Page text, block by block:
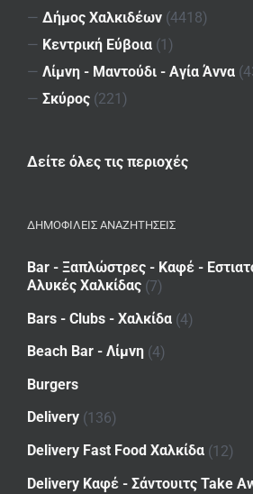
— Δήμος Χαλκιδέων (4418)
— Κεντρική Εύβοια (1)
— Λίμνη - Μαντούδι - Αγία Άννα
— Σκύρος (221)
Δείτε όλες τις περιοχές
ΔΗΜΟΦΙΛΕΙΣ ΑΝΑΖΗΤΗΣΕΙΣ
Bar - Ξαπλώστρες - Καφέ -
Αλυκές Χαλκίδας (7)
Bars - Clubs - Χαλκίδα (4)
Beach Bar - Λίμνη (4)
Burgers
Delivery (136)
Delivery Fast Food Χαλκίδα (12)
Delivery Καφέ - Σάντουιτς Take